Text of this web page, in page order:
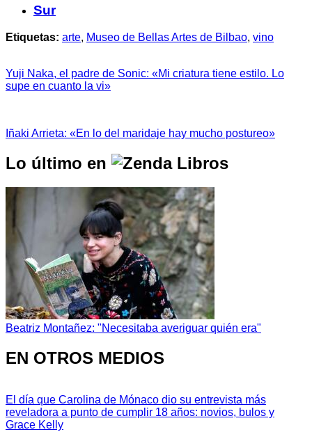
Sur
Etiquetas: arte, Museo de Bellas Artes de Bilbao, vino
Yuji Naka, el padre de Sonic: «Mi criatura tiene estilo. Lo
supe en cuanto la vi»
Iñaki Arrieta: «En lo del maridaje hay mucho postureo»
Lo último en
Beatriz Montañez: "Necesitaba averiguar quién era"
EN OTROS MEDIOS
El día que Carolina de Mónaco dio su entrevista más
reveladora a punto de cumplir 18 años: novios, bulos y
Grace Kelly